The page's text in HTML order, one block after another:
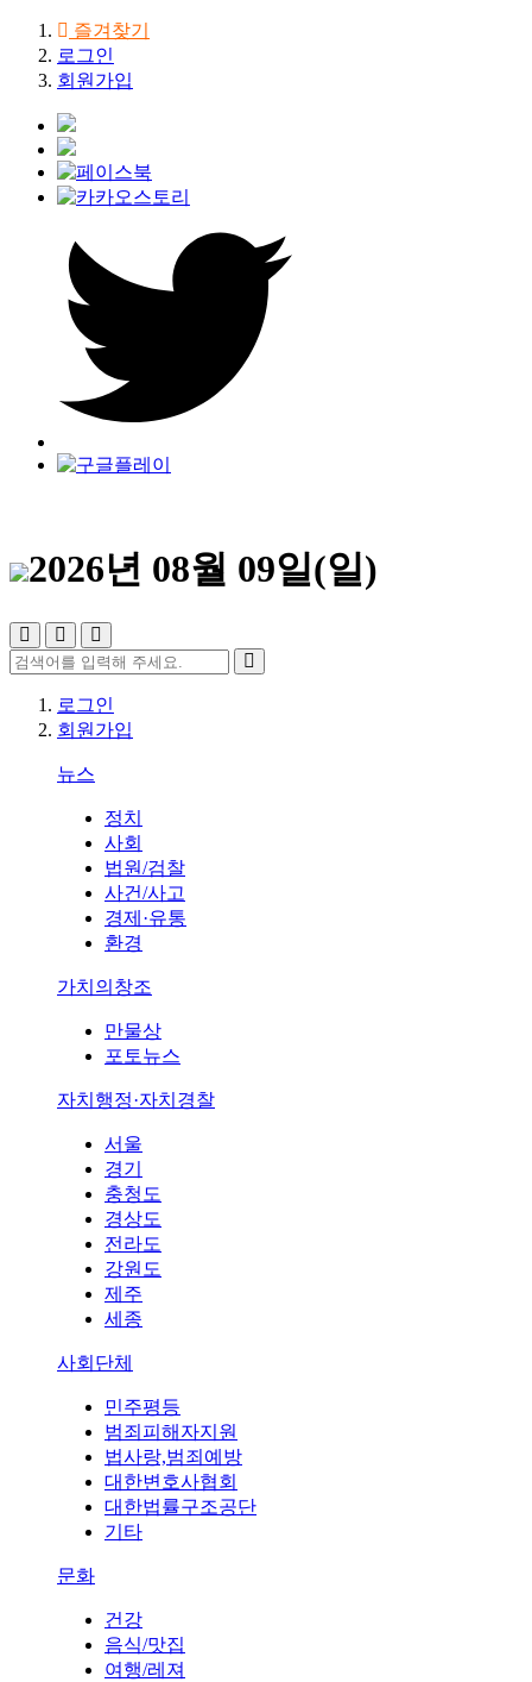
즐겨찾기
로그인
회원가입
2026년 08월 09일(일)
로그인
회원가입
뉴스
정치
사회
법원/검찰
사건/사고
경제·유통
환경
가치의창조
만물상
포토뉴스
자치행정·자치경찰
서울
경기
충청도
경상도
전라도
강원도
제주
세종
사회단체
민주평등
범죄피해자지원
법사랑,범죄예방
대한변호사협회
대한법률구조공단
기타
문화
건강
음식/맛집
여행/레져